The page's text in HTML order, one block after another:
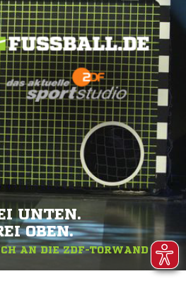
UNTEN.
OBEN.
AN DIE ZDF-TORWAND